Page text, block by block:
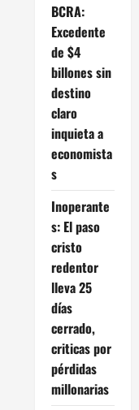
BCRA:
Excedente
de $4
billones sin
destino
claro
inquieta a
economista
s
Inoperante
s: El paso
cristo
redentor
lleva 25
días
cerrado,
criticas por
pérdidas
millonarias